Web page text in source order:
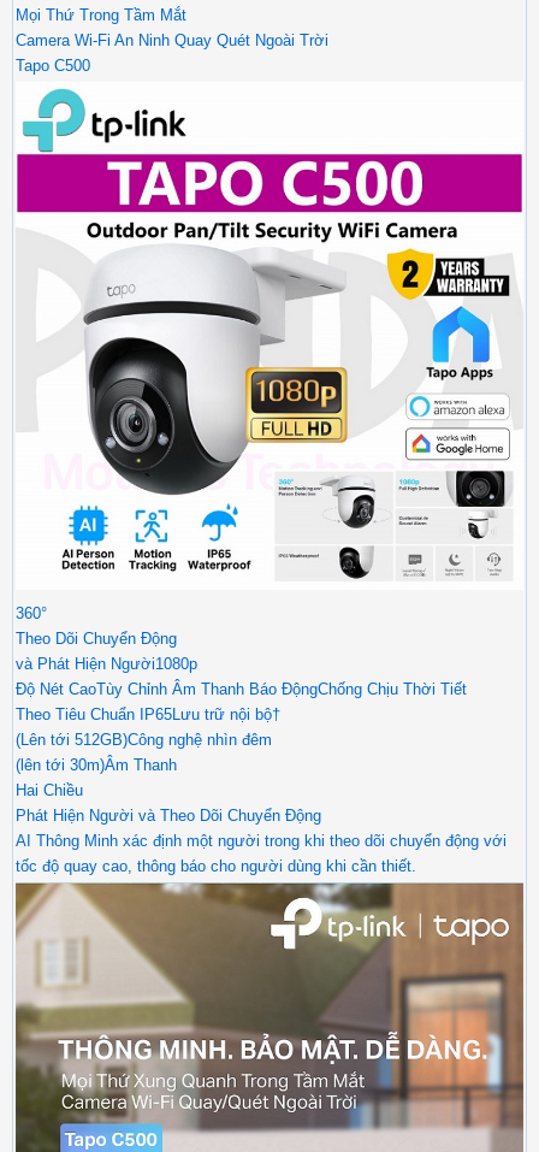
Mọi Thứ Trong Tầm Mắt
Camera Wi-Fi An Ninh Quay Quét Ngoài Trời
Tapo C500
360°
Theo Dõi Chuyển Động
và Phát Hiện Người1080p
Độ Nét CaoTùy Chỉnh Âm Thanh Báo ĐộngChống Chịu Thời Tiết
Theo Tiêu Chuẩn IP65Lưu trữ nội bộ†
(Lên tới 512GB)Công nghệ nhìn đêm
(lên tới 30m)Âm Thanh
Hai Chiều
Phát Hiện Người và Theo Dõi Chuyển Động
AI Thông Minh xác định một người trong khi theo dõi chuyển động với
tốc độ quay cao, thông báo cho người dùng khi cần thiết.